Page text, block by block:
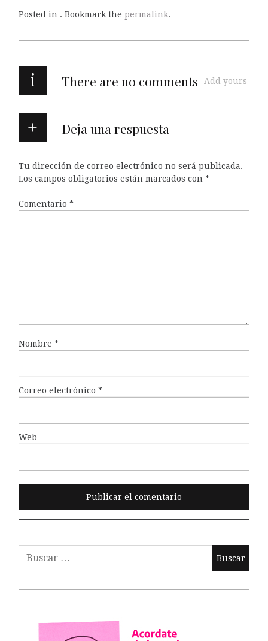
Posted in . Bookmark the permalink.
i There are no comments Add yours
Deja una respuesta
Tu dirección de correo electrónico no será publicada.
Los campos obligatorios están marcados con *
Comentario *
Nombre *
Correo electrónico *
Web